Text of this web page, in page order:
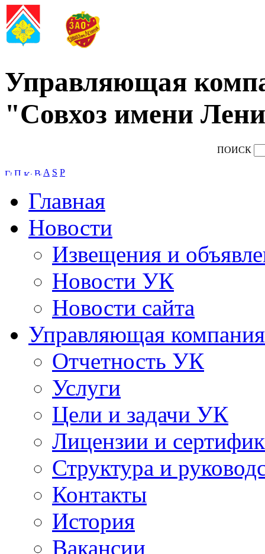
Управляющая
"Совхоз имени
ПОИСК
A S P
Главная
Новости
Извещения и
Новости УК
Новости сайта
Управляющая компания
Отчетность УК
Услуги
Цели и задачи УК
Лицензии и
Структура и
Контакты
История
Вакансии